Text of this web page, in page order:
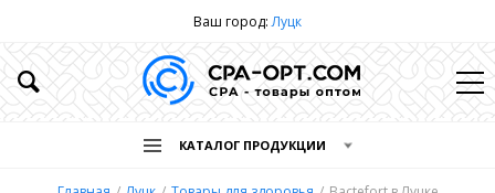
Ваш город:Луцк
КАТАЛОГ ПРОДУКЦИИ